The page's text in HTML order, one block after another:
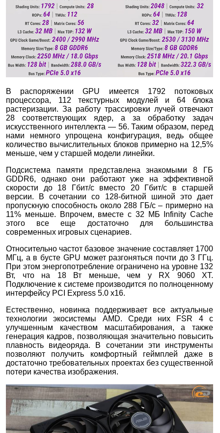
В распоряжении GPU имеется 1792 потоковых
процессора, 112 текстурных модулей и 64 блока
растеризации. За работу трассировки лучей отвечают
28 соответствующих ядер, а за обработку задач
искусственного интеллекта — 56. Таким образом, перед
нами немного упрощена конфигурация, ведь общее
количество вычислительных блоков примерно на 12,5%
меньше, чем у старшей модели линейки.
Подсистема памяти представлена знакомыми 8 ГБ
GDDR6, однако они работают уже на эффективной
скорости до 18 Гбит/с вместо 20 Гбит/с в старшей
версии. В сочетании со 128-битной шиной это дает
пропускную способность около 288 ГБ/с – примерно на
11% меньше. Впрочем, вместе с 32 МБ Infinity Cache
этого все еще достаточно для большинства
современных игровых сценариев.
Относительно частот базовое значение составляет 1700
МГц, а в бусте GPU может разгоняться почти до 3 ГГц.
При этом энергопотребление ограничено на уровне 132
Вт, что на 18 Вт меньше, чем у RX 9060 XT.
Подключение к системе производится по полноценному
интерфейсу PCI Express 5.0 x16.
Естественно, новинка поддерживает все актуальные
технологии экосистемы AMD. Среди них FSR 4 с
улучшенным качеством масштабирования, а также
генерация кадров, позволяющая значительно повысить
плавность видеоряда. В сочетании эти инструменты
позволяют получить комфортный геймплей даже в
достаточно требовательных проектах без существенной
потери качества изображения.